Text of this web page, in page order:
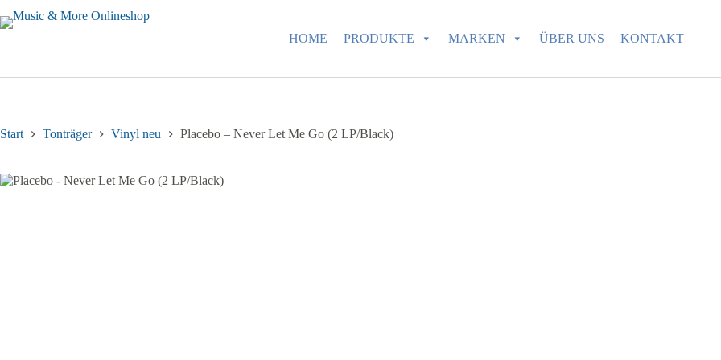
Inhalt
HOME PRODUKTE MARKEN ÜBER UNS KONTAKT
Start Tonträger Vinyl neu Placebo – Never Let Me Go (2 LP/Black)